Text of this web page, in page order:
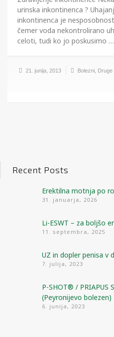
urinska inkontinenca ?
inkontinenca je
čemer voda nekontrolirano
celoti, tudi ko jo poskusimo …
21. junija, 2013 Bolezni Druge
Recent Posts
Erektilna motnja po
31. januarja, 2026
Li-ESWT – za boljšo
11. septembra, 2025
UZ in dopler penisa v
7. julija, 2023
P-SHOT® / PRIAPUS
(Peyronijevo bolezen)
6. junija, 2023